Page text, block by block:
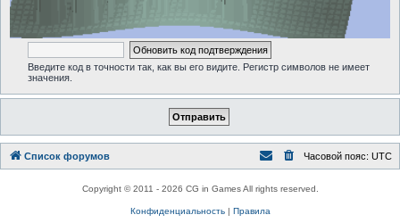
Введите код в точности так, как вы его видите. Регистр символов не имеет
значения.
Список форумов Часовой пояс: UTC
Copyright © 2011 - 2026 CG in Games All rights reserved.
Конфиденциальность| Правила